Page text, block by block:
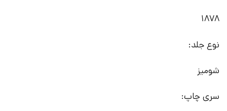
1878
نوع جلد:
شومیز
سری چاپ: